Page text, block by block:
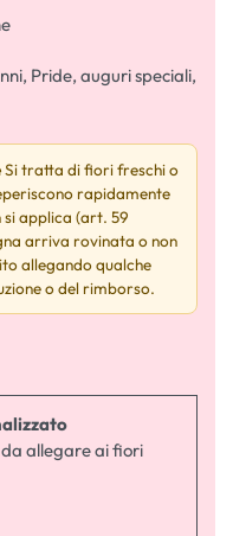
Pride, auguri speciali,
Si tratta di fiori freschi o
rapidamente
si applica (art. 59
arriva rovinata o non
allegando qualche
o del rimborso.
allegare ai fiori